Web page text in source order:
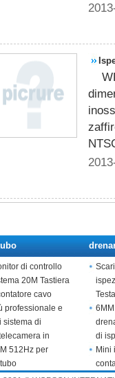
di controllo
20M Tastiera
cavo
professionale e
sistema di
in
512Hz per
Testa
di
Mini